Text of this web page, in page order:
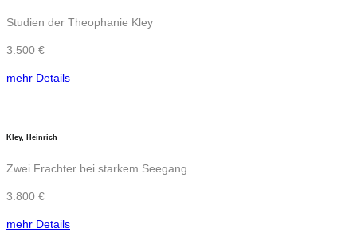
Studien der Theophanie Kley
3.500 €
mehr Details
Kley, Heinrich
Zwei Frachter bei starkem Seegang
3.800 €
mehr Details